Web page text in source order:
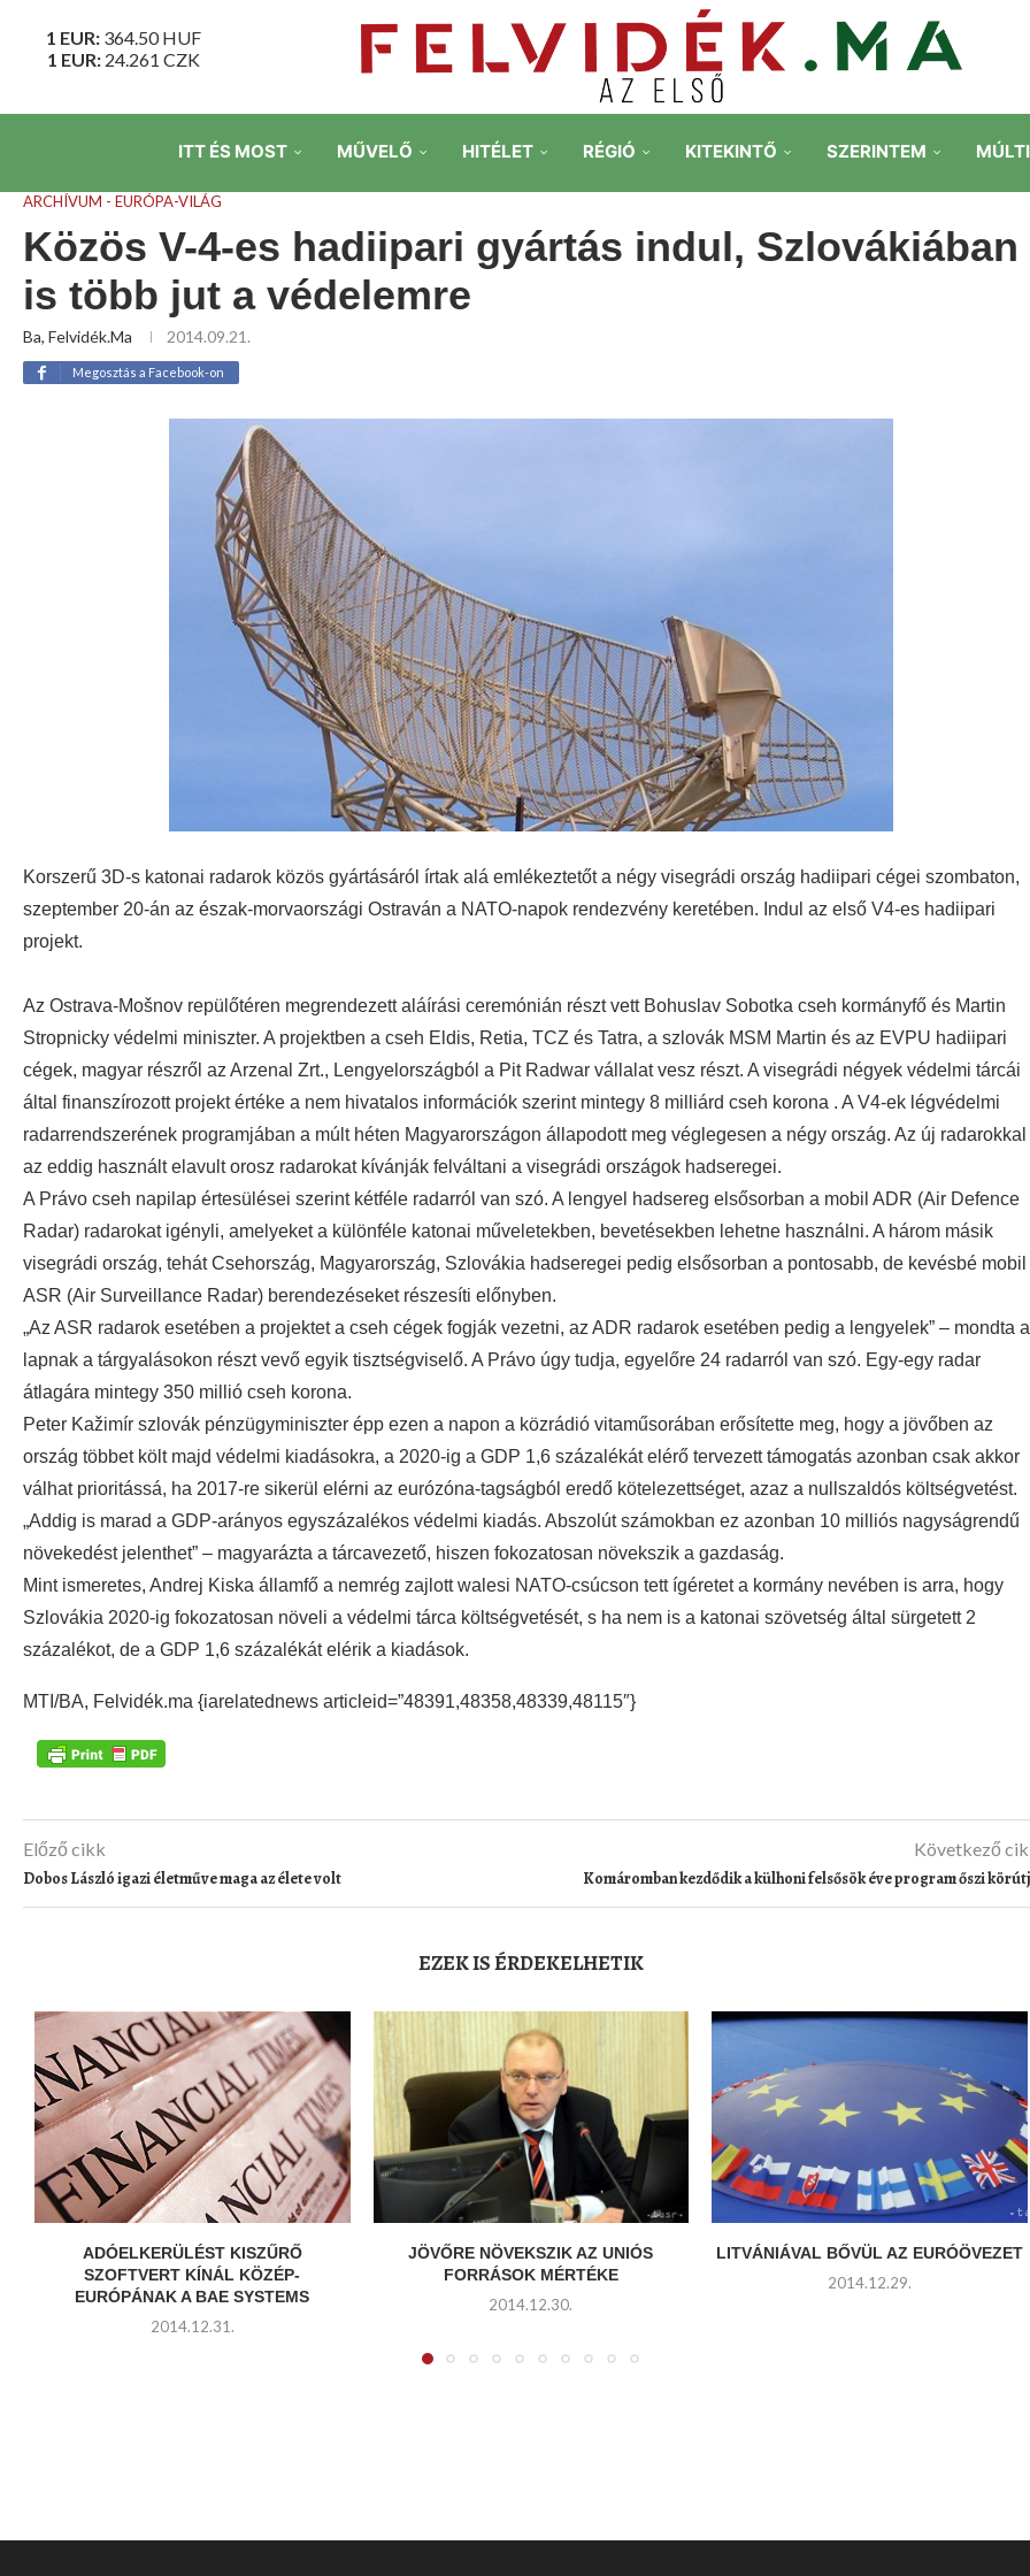
1 EUR: 364.50HUF
1 EUR: 24.261 CZK
ITT ÉS MOST MŰVELŐ HITÉLET RÉGIÓ KITEKINTŐ SZERINTEM
ARCHÍVUM - EURÓPA-VILÁG
Közös V-4-es hadiipari gyártás indul, Szlovákiában
is több jut a védelemre
Ba, Felvidék.ma 2014.09.21.
Megosztás a Facebook-on
Korszerű 3D-s katonai radarok közös gyártásáról írtak alá emlékeztetőt a négy visegrádi ország hadiipari cégei szombaton,
szeptember 20-án az észak-morvaországi Ostraván a NATO-napok rendezvény keretében. Indul az első V4-es hadiipari
projekt.
Az Ostrava-Mošnov repülőtéren megrendezett aláírási ceremónián részt vett Bohuslav Sobotka cseh kormányfő és Martin
Stropnicky védelmi miniszter. A projektben a cseh Eldis, Retia, TCZ és Tatra, a szlovák MSM Martin és az EVPU hadiipari
cégek, magyar részről az Arzenal Zrt., Lengyelországból a Pit Radwar vállalat vesz részt. A visegrádi négyek védelmi tárcái
által finanszírozott projekt értéke a nem hivatalos információk szerint mintegy 8 milliárd cseh korona . A V4-ek légvédelmi
radarrendszerének programjában a múlt héten Magyarországon állapodott meg véglegesen a négy ország. Az új radarokkal
az eddig használt elavult orosz radarokat kívánják felváltani a visegrádi országok hadseregei.
A Právo cseh napilap értesülései szerint kétféle radarról van szó. A lengyel hadsereg elsősorban a mobil ADR (Air Defence
Radar) radarokat igényli, amelyeket a különféle katonai műveletekben, bevetésekben lehetne használni. A három másik
visegrádi ország, tehát Csehország, Magyarország, Szlovákia hadseregei pedig elsősorban a pontosabb, de kevésbé mobil
ASR (Air Surveillance Radar) berendezéseket részesíti előnyben.
„Az ASR radarok esetében a projektet a cseh cégek fogják vezetni, az ADR radarok esetében pedig a lengyelek” – mondta a
lapnak a tárgyalásokon részt vevő egyik tisztségviselő. A Právo úgy tudja, egyelőre 24 radarról van szó. Egy-egy radar
átlagára mintegy 350 millió cseh korona.
Peter Kažimír szlovák pénzügyminiszter épp ezen a napon a közrádió vitaműsorában erősítette meg, hogy a jövőben az
ország többet költ majd védelmi kiadásokra, a 2020-ig a GDP 1,6 százalékát elérő tervezett támogatás azonban csak akkor
válhat prioritássá, ha 2017-re sikerül elérni az eurózóna-tagságból eredő kötelezettséget, azaz a nullszaldós költségvetést.
„Addig is marad a GDP-arányos egyszázalékos védelmi kiadás. Abszolút számokban ez azonban 10 milliós nagyságrendű
növekedést jelenthet” – magyarázta a tárcavezető, hiszen fokozatosan növekszik a gazdaság.
Mint ismeretes, Andrej Kiska államfő a nemrég zajlott walesi NATO-csúcson tett ígéretet a kormány nevében is arra, hogy
Szlovákia 2020-ig fokozatosan növeli a védelmi tárca költségvetését, s ha nem is a katonai szövetség által sürgetett 2
százalékot, de a GDP 1,6 százalékát elérik a kiadások.
MTI/BA, Felvidék.ma {iarelatednews articleid=”48391,48358,48339,48115″}
Előző cikk
Dobos László igazi életműve maga az élete volt
Következő
Komáromban kezdődik a külhoni felsősök éve program őszi
EZEK IS ÉRDEKELHETIK
ADÓELKERÜLÉST KISZŰRŐ
SZOFTVERT KÍNÁL KÖZÉP-
EURÓPÁNAK A BAE SYSTEMS
2014.12.31.
JÖVŐRE NÖVEKSZIK AZ UNIÓS
FORRÁSOK MÉRTÉKE
2014.12.30.
LITVÁNIÁVAL BŐVÜL AZ EURÓÖVEZET
2014.12.29.